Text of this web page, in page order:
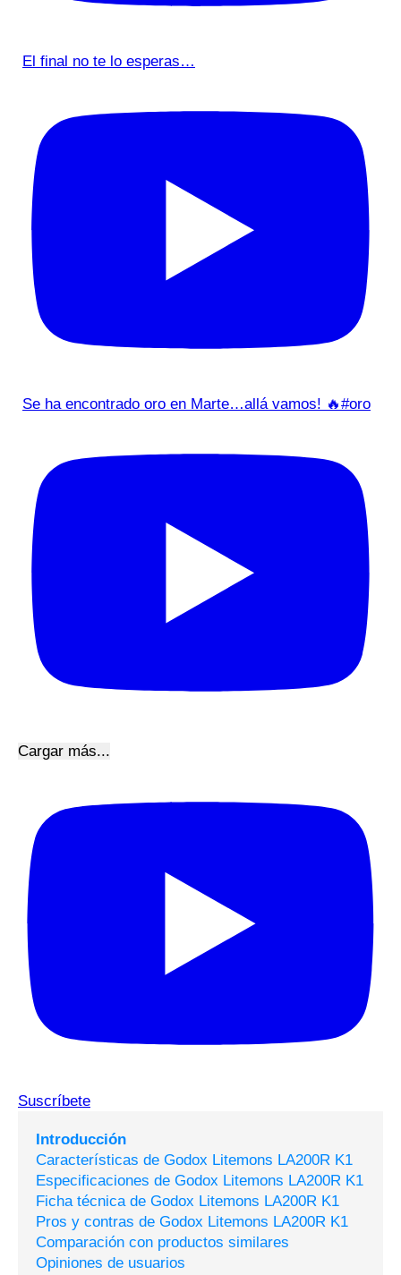
El final no te lo esperas…
Se ha encontrado oro en Marte…allá vamos! 🔥#oro
Cargar más...
Suscríbete
Introducción
Características de Godox Litemons LA200R K1
Especificaciones de Godox Litemons LA200R K1
Ficha técnica de Godox Litemons LA200R K1
Pros y contras de Godox Litemons LA200R K1
Comparación con productos similares
Opiniones de usuarios